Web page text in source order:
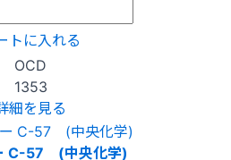
トに入れる
OCD
1353
細を見る
C-57 (中央化学)